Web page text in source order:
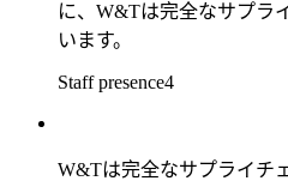
に、W&Tは完全なサプラ
います。
Staff presence4
W&Tは完全なサプライチ